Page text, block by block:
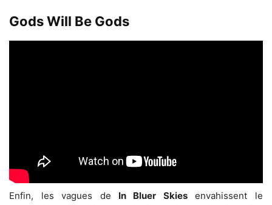
Gods Will Be Gods
Enfin, les vagues de In Bluer Skiesenvahissent le